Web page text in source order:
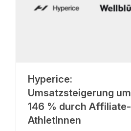
Hyperice:
Umsatzsteigerung um
146 % durch Affiliate-
AthletInnen